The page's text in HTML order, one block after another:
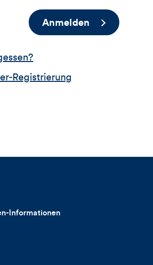
Anmelden
Registrierung
Informationen